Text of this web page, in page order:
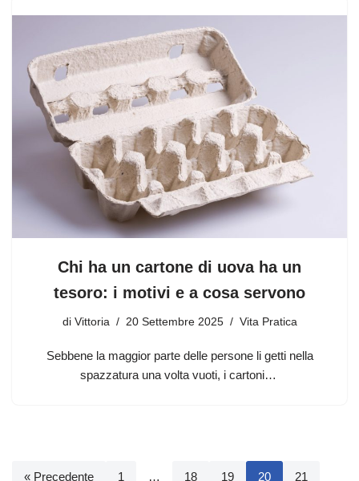
Chi ha un cartone di uova ha un
tesoro: i motivi e a cosa servono
di Vittoria 20 Settembre 2025 Vita Pratica
Sebbene la maggior parte delle persone li getti nella
spazzatura una volta vuoti, i cartoni…
« Precedente 1 … 18 19 20 21